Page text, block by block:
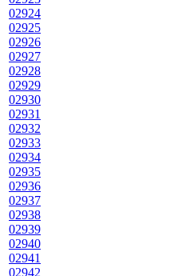
02924
02925
02926
02927
02928
02929
02930
02931
02932
02933
02934
02935
02936
02937
02938
02939
02940
02941
02942